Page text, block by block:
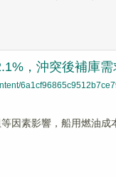
，沖突後補庫
因素影響，船用燃油